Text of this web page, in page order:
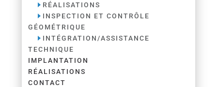
RÉALISATIONS
INSPECTION ET CONTRÔLE
GÉOMÉTRIQUE
INTÉGRATION/ASSISTANCE
TECHNIQUE
IMPLANTATION
RÉALISATIONS
CONTACT